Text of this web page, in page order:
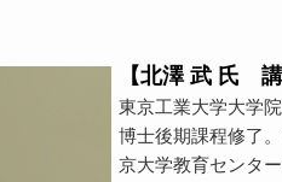
【北澤 武 氏 講
東京工業大学大学
博士後期課程修了
京大学教育センタ